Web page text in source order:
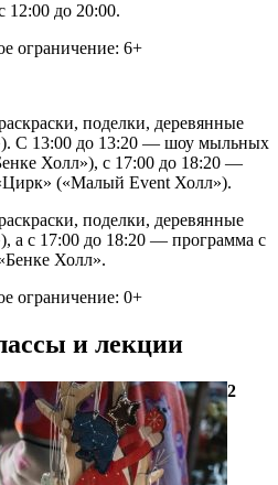
12:00 до 20:00.
ограничение: 6+
поделки, деревянные
С 13:00 до 13:20 — шоу мыльных
Холл»), с 17:00 до 18:20 —
(«Малый Event Холл»).
поделки, деревянные
а с 17:00 до 18:20 — программа с
Холл».
ограничение: 0+
и лекции
2